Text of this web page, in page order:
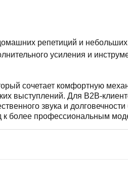
репетиций и небольших
усиления и
сочетает комфортную
выступлений. Для B2B-
звука и
к более профессиональным